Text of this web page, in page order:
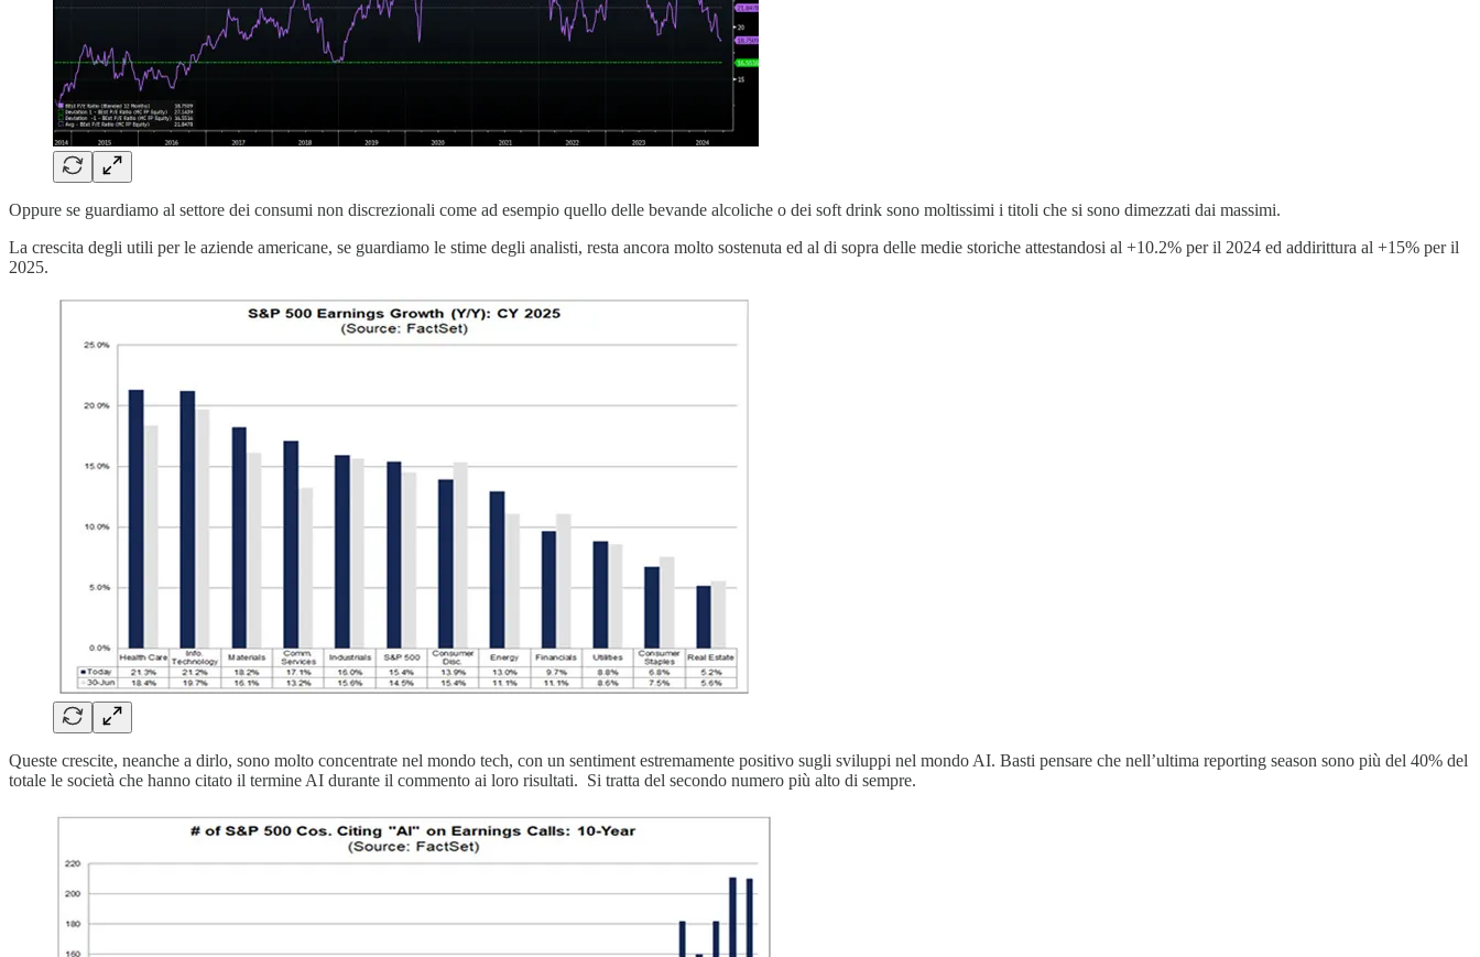
Oppure se guardiamo al settore dei consumi non discrezionali come ad esempio quello delle bevande alcoliche o dei soft drink sono moltissimi i titoli che si sono dimezzati dai massimi.
La crescita degli utili per le aziende americane, se guardiamo le stime degli analisti, resta ancora molto sostenuta ed al di sopra delle medie storiche attestandosi al +10.2% per il 2024 ed addirittura al +15% per il
2025.
Queste crescite, neanche a dirlo, sono molto concentrate nel mondo tech, con un sentiment estremamente positivo sugli sviluppi nel mondo AI. Basti pensare che nell’ultima reporting season sono più del 40% del
totale le società che hanno citato il termine AI durante il commento ai loro risultati. Si tratta del secondo numero più alto di sempre.